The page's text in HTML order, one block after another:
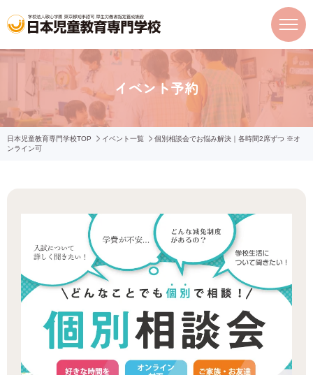
イベント予約
日本児童教育専門学校TOP イベント一覧
個別相談会でお悩み解決｜各時間2席ずつ ※オ
ンライン可